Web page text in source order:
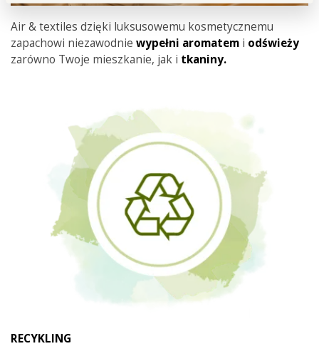
Air & textiles dzięki luksusowemu kosmetycznemu
zapachowi niezawodnie wypełni aromatem i odświeży
zarówno Twoje mieszkanie, jak i tkaniny.
RECYKLING